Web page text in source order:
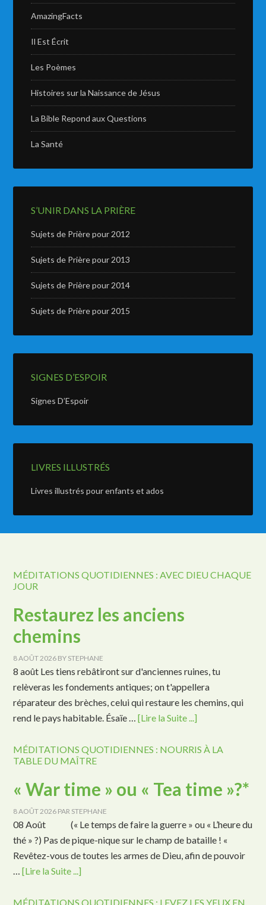
AmazingFacts
Il Est Écrit
Les Poèmes
Histoires sur la Naissance de Jésus
La Bible Repond aux Questions
La Santé
S’UNIR DANS LA PRIÈRE
Sujets de Prière pour 2012
Sujets de Prière pour 2013
Sujets de Prière pour 2014
Sujets de Prière pour 2015
SIGNES D’ESPOIR
Signes D’Espoir
LIVRES ILLUSTRÉS
Livres illustrés pour enfants et ados
MÉDITATIONS QUOTIDIENNES : AVEC DIEU CHAQUE
JOUR
Restaurez les anciens
chemins
8 AOÛT 2026 BY STEPHANE
8 août Les tiens rebâtiront sur d'anciennes ruines, tu
relèveras les fondements antiques; on t'appellera
réparateur des brèches, celui qui restaure les chemins, qui
rend le pays habitable. Ésaïe …[Lire la Suite ...]
MÉDITATIONS QUOTIDIENNES : NOURRIS À LA
TABLE DU MAÎTRE
« War time » ou « Tea time »?*
8 AOÛT 2026 PAR STEPHANE
08 Août (« Le temps de faire la guerre » ou « L’heure du
thé » ?) Pas de pique-nique sur le champ de bataille ! «
Revêtez-vous de toutes les armes de Dieu, afin de pouvoir
…[Lire la Suite ...]
MÉDITATIONS QUOTIDIENNES : LEVEZ LES YEUX EN